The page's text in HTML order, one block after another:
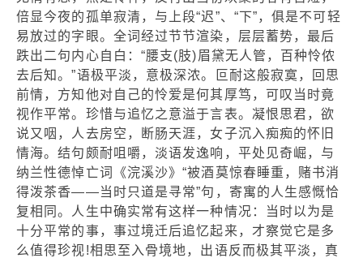
倍显今夜的孤单寂清，与上段“迟”、“下”，俱是不可轻
易放过的字眼。全词经过节节渲染，层层蓄势，最后
跌出二句内心自白：“腰支(肢)眉黛无人管，百种怜侬
去后知。”语极平淡，意极深浓。叵耐这般寂寞，回思
前情，方知他对自己的怜爱是何其厚笃，可叹当时竟
视作平常。珍惜与追忆之意溢于言表。凝恨思君，欲
说又咽，人去房空，断肠天涯，女子沉入痴痴的怀旧
情海。结句颇耐咀嚼，淡语发逸响，平处见奇崛，与
纳兰性德悼亡词《浣溪沙》“被酒莫惊春睡重，赌书消
得泼茶香——当时只道是寻常”句，寄寓的人生感慨恰
复相同。人生中确实常有这样一种情况：当时以为是
十分平常的事，事过境迁后追忆起来，才察觉它是多
么值得珍视!相思至入骨境地，出语反而极其平淡，真